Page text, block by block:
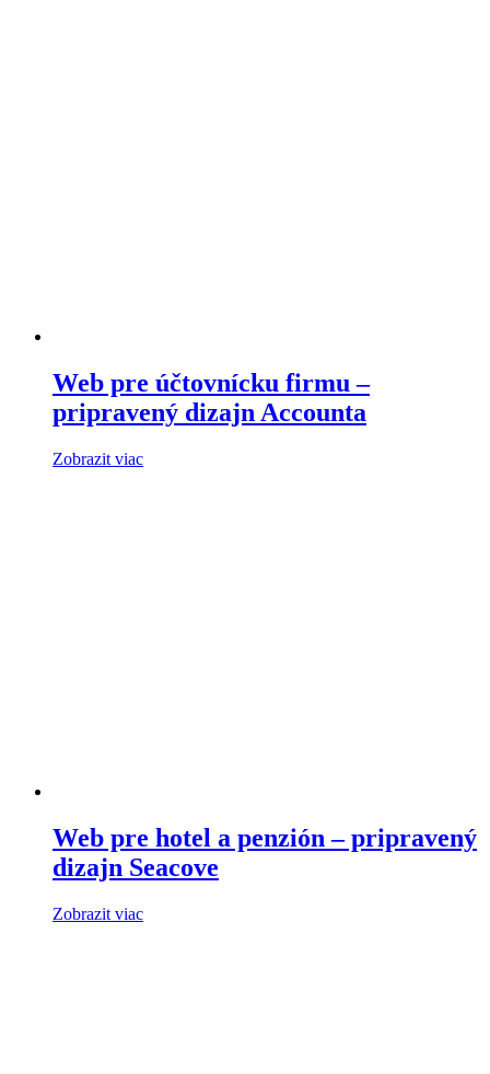
Web pre účtovnícku firmu –
pripravený dizajn Accounta
Zobrazit viac
Web pre hotel a penzión – pripravený
dizajn Seacove
Zobrazit viac